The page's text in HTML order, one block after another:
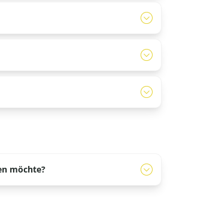
Das liegt an der
wir eine Kaution von € 250,-
möchte?